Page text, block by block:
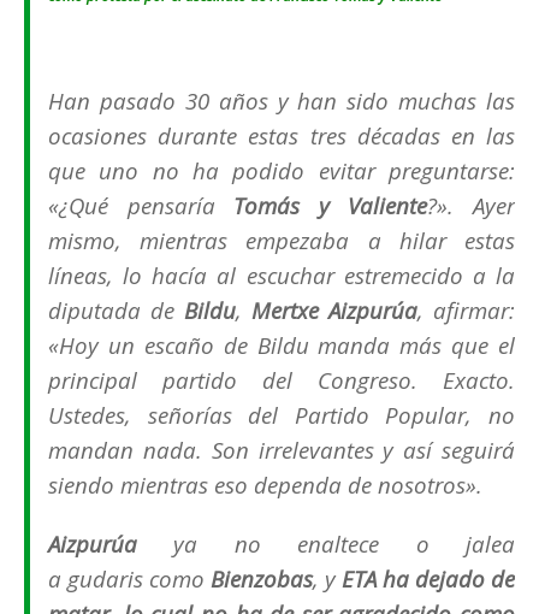
Han pasado 30 años y han sido muchas las
ocasiones durante estas tres décadas en las
que uno no ha podido evitar preguntarse:
«¿Qué pensaría Tomás y Valiente?». Ayer
mismo, mientras empezaba a hilar estas
líneas, lo hacía al escuchar estremecido a la
diputada de Bildu, Mertxe Aizpurúa, afirmar:
«Hoy un escaño de Bildu manda más que el
principal partido del Congreso. Exacto.
Ustedes, señorías del Partido Popular, no
mandan nada. Son irrelevantes y así seguirá
siendo mientras eso dependa de nosotros».
Aizpurúa ya no enaltece o jalea
a gudaris como Bienzobas, yETA ha dejado de